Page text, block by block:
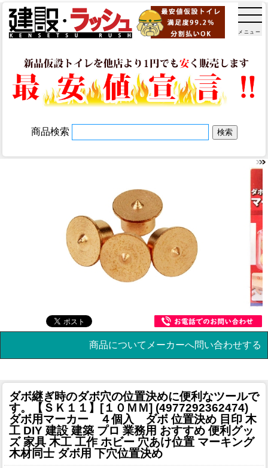
メニュー
商品検索
商品についてメーカーへ問い合わせする
ダボ継ぎ時のダボ穴の位置決めに便利なツールで
す。
【ＳＫ１１】[１０ＭＭ] (4977292362474)
ダボ用マーカー ４個入 ダボ 位置決め 目印 木
工 DIY 建設 建築 プロ 業務用 おすすめ 便利グッ
ズ 家具 木工 工作 ホビー 穴あけ位置 マーキング
木材同士 ダボ用 下穴位置決め